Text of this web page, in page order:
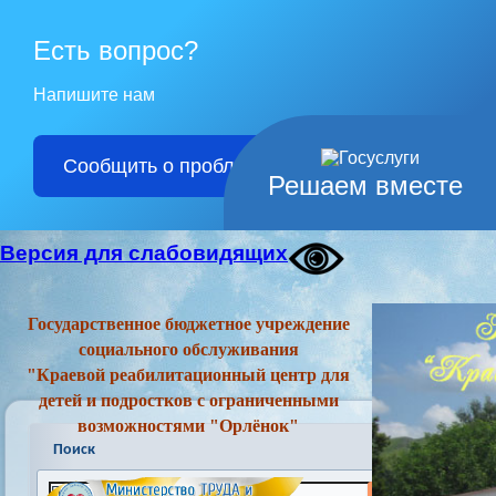
Решаем вместе
Есть вопрос?
Напишите нам
Сообщить о проблеме
Версия для слабовидящих
Государственное бюджетное учреждение
социального обслуживания
"Краевой реабилитационный центр для
детей и подростков с ограниченными
возможностями "Орлёнок"
Поиск